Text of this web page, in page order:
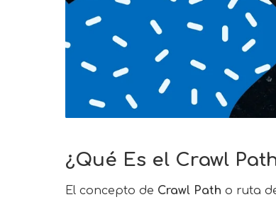
¿Qué Es el Crawl
El concepto de Crawl Path o ruta